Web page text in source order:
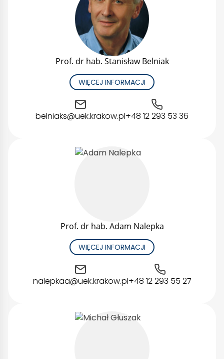
Prof. dr hab. Stanisław Belniak
WIĘCEJ INFORMACJI
belniaks@uek.krakow.pl+48 12 293 53 36
Prof. dr hab. Adam Nalepka
WIĘCEJ INFORMACJI
nalepkaa@uek.krakow.pl+48 12 293 55 27